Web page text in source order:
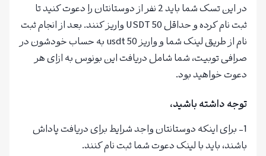
در این تسک شما باید 2 نفر از دوستانتان را دعوت کنید تا
ثبت نام کرده و حداقل 50 USDT واریز کنند. بعد از انجام ثبت
نام از طریق لینک شما و واریز 50 usdt به حساب خودشون در
صرافی توبیت، شما شامل دریافت این بونوس به ازای هر
دعوت خواهید بود.
توجه داشته باشید،
1- برای اینکه دوستانتان واجد شرایط برای دریافت پاداش
باشند، باید با لینک دعوت شما ثبت نام کنند.